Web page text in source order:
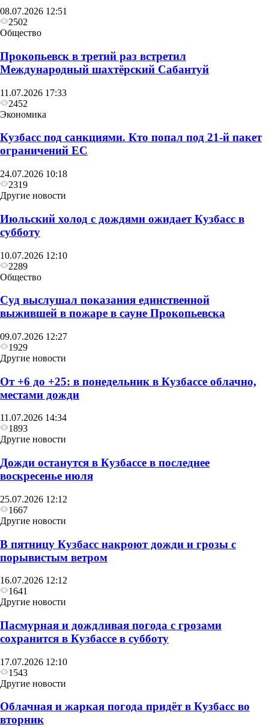
08.07.2026 12:51
2502
Общество
Прокопьевск в третий раз встретил
Международный шахтёрский Сабантуй
11.07.2026 17:33
2452
Экономика
Кузбасс под санкциями. Кто попал под 21‑й пакет
ограничений ЕС
24.07.2026 10:18
2319
Другие новости
Июльский холод с дождями ожидает Кузбасс в
субботу
10.07.2026 12:10
2289
Общество
Суд выслушал показания единственной
выжившей в пожаре в сауне Прокопьевска
09.07.2026 12:27
1929
Другие новости
От +6 до +25: в понедельник в Кузбассе облачно,
местами дожди
11.07.2026 14:34
1893
Другие новости
Дожди останутся в Кузбассе в последнее
воскресенье июля
25.07.2026 12:12
1667
Другие новости
В пятницу Кузбасс накроют дожди и грозы с
порывистым ветром
16.07.2026 12:12
1641
Другие новости
Пасмурная и дождливая погода с грозами
сохранится в Кузбассе в субботу
17.07.2026 12:10
1543
Другие новости
Облачная и жаркая погода придёт в Кузбасс во
вторник